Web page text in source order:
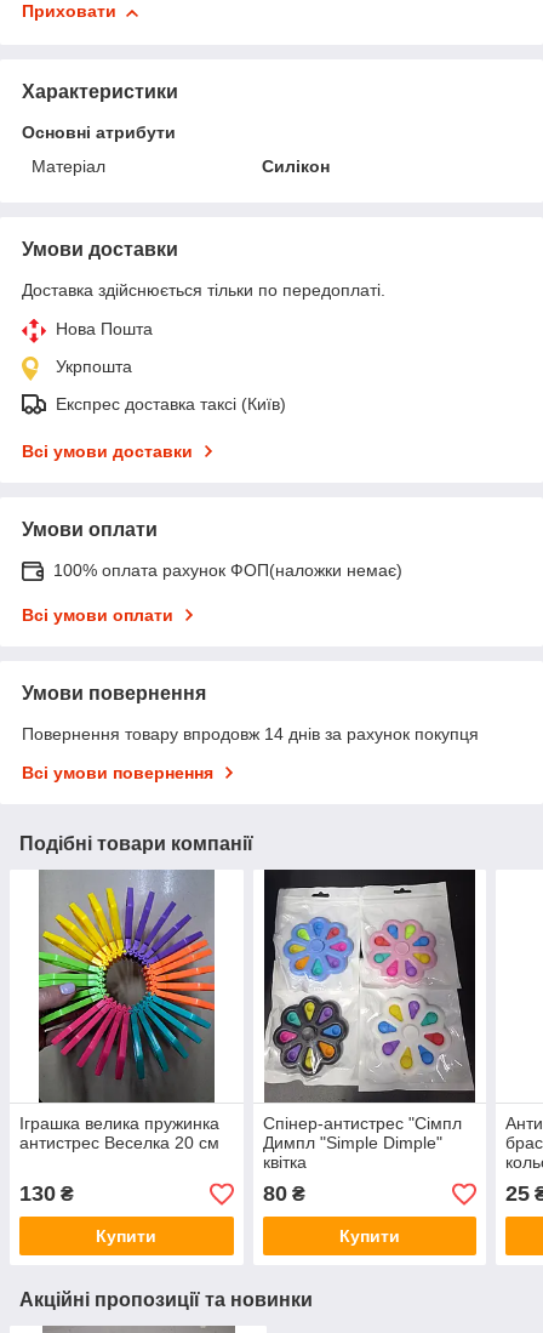
Приховати
Характеристики
Основні атрибути
Матеріал
Силікон
Умови доставки
Доставка здійснюється тільки по передоплаті.
Нова Пошта
Укрпошта
Експрес доставка таксі (Київ)
Всі умови доставки
Умови оплати
100% оплата рахунок ФОП(наложки немає)
Всі умови оплати
Умови повернення
Повернення товару впродовж 14 днів за рахунок покупця
Всі умови повернення
Подібні товари компанії
Іграшка велика пружинка
антистрес Веселка 20 см
130 ₴
Купити
Спінер-антистрес "Сімпл
Димпл "Simple Dimple"
квітка
80₴
Купити
25
Акційні пропозиції та новинки